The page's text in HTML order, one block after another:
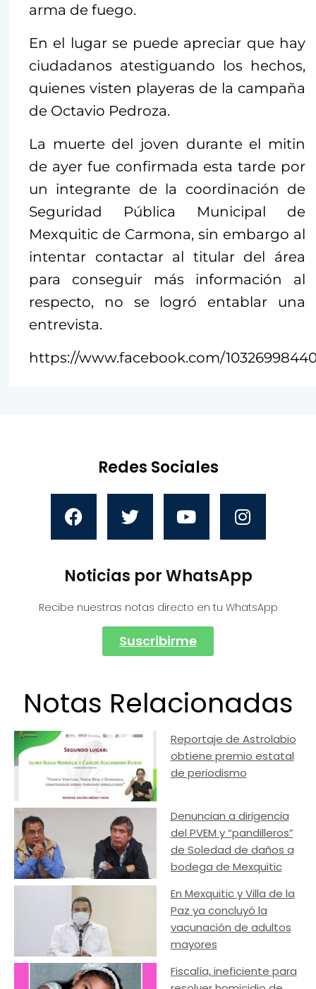
arma de fuego.
En el lugar se puede apreciar que hay
ciudadanos atestiguando los hechos,
quienes visten playeras de la campaña
de Octavio Pedroza.
La muerte del joven durante el mitin
de ayer fue confirmada esta tarde por
un integrante de la coordinación de
Seguridad Pública Municipal de
Mexquitic de Carmona, sin embargo al
intentar contactar al titular del área
para conseguir más información al
respecto, no se logró entablar una
entrevista.
https://www.facebook.com/
Redes Sociales
Noticias por WhatsApp
Recibe nuestras notas directo en tu WhatsApp
Suscribirme
Notas Relacionadas
Reportaje de Astrolabio
obtiene premio estatal
de periodismo
Denuncian a dirigencia
del PVEM y “pandilleros”
de Soledad de daños a
bodega de Mexquitic
En Mexquitic y Villa de la
Paz ya concluyó la
vacunación de adultos
mayores
Fiscalía, ineficiente para